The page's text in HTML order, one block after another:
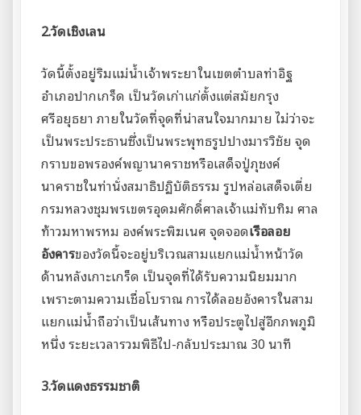
2.วัดเชิงเลน
วัดนี้ตั้งอยู่ริมแม่น้ำเจ้าพระยาในเขตตำบลท่าอิฐ
อำเภอปากเกร็ด เป็นวัดเก่าแก่ตั้งแต่สมัยกรุง
ศรีอยุธยา ภายในวัดที่จุดที่น่าสนใจมากมาย ไม่ว่าจะ
เป็นพระประธานซึ่งเป็นพระพุทธรูปปางมารวิชัย จุด
กราบขอพรองค์พญานาคราชหรือเสด็จปู่ภุชงค์
นาคราชในท่านั่งสมาธิปฏิบัติธรรม รูปหล่อเสด็จเตี่ย
กรมหลวงชุมพรเขตรอุดมศักดิ์ศาลเจ้าแม่ทับทิม ศาล
ท้าวมหาพรหม องค์พระพิฆเนศ จุดจอดเรือลอย
อังคารของวัดนี้จะอยู่บริเวณสามแยกแม่น้ำหน้าวัด
ด้านหลังเกาะเกร็ด เป็นจุดที่ได้รับความนิยมมาก
เพราะตามความเชื่อโบราณ การได้ลอยอังคารในสาม
แยกแม่น้ำถือว่าเป็นเส้นทาง หรือประตูไปสู่อีกภพภูมิ
หนึ่ง ระยะเวลารวมพิธีไป-กลับประมาณ 30 นาที
3.วัดแดงธรรมชาติ